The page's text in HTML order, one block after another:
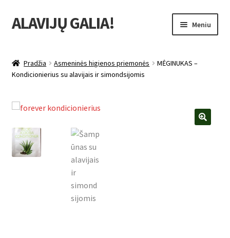
Pereiti
prie
Pereiti
prie
ALAVIJŲ GALIA! Meniu
Nuolaidos
Uždarbio galimybė
sub-
menu
Forever Living products
Pradžia Asmeninės higienos priemonės
MĖGINUKAS –
Kondicionierius su alavijais ir simondsijomis